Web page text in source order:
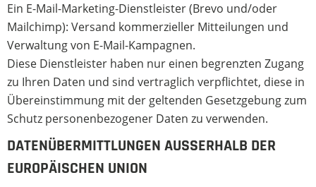
Ein E-Mail-Marketing-Dienstleister (Brevo und/oder
Mailchimp): Versand kommerzieller Mitteilungen und
Verwaltung von E-Mail-Kampagnen.
Diese Dienstleister haben nur einen begrenzten Zugang
zu Ihren Daten und sind vertraglich verpflichtet, diese in
Übereinstimmung mit der geltenden Gesetzgebung zum
Schutz personenbezogener Daten zu verwenden.
DATENÜBERMITTLUNGEN AUSSERHALB DER E
UROPÄISCHEN UNION